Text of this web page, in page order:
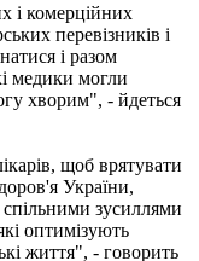
і комерційних
перевізників і
і разом
медики могли
хворим", - йдеться
щоб врятувати
України,
зусиллями
оптимізують
життя", - говорить